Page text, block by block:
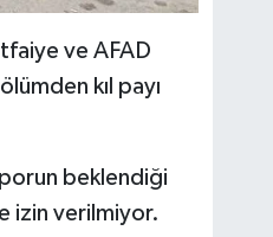
ve AFAD
kıl payı
beklendiği
izin verilmiyor.